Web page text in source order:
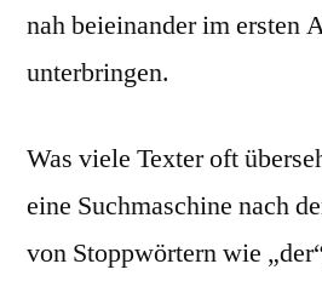
nah beieinander im ersten
unterbringen.
Was viele Texter oft
eine Suchmaschine nach
von Stoppwörtern wie